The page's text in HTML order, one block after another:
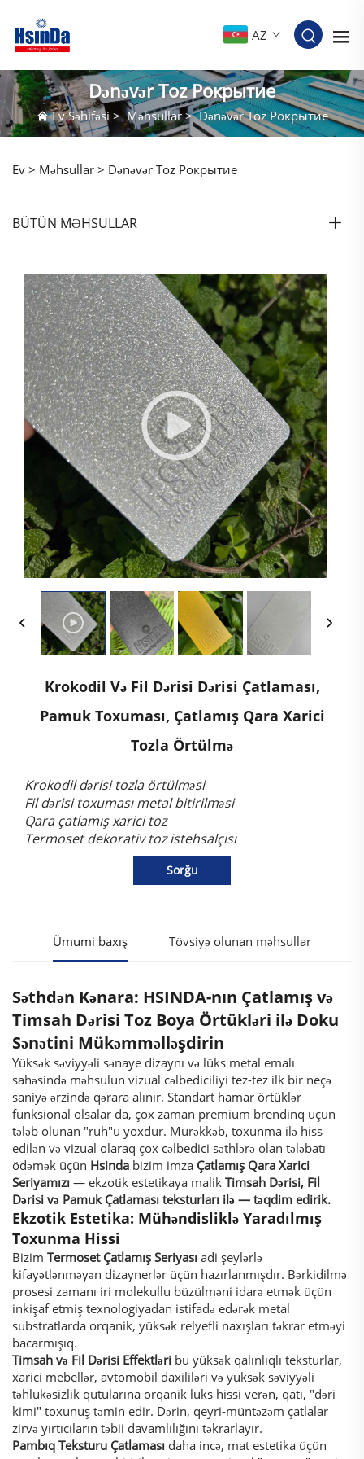
AZ
Dənəvər Toz Pокрытие
Ev Səhifəsi >Məhsullar>Dənəvər Toz Pокрытие
Ev > Məhsullar > Dənəvər Toz Pокрытие
BÜTÜN MƏHSULLAR
Krokodil Və Fil Dərisi Dərisi Çatlaması,
Pamuk Toxuması, Çatlamış Qara Xarici
Tozla Örtülmə
Krokodil dərisi tozla örtülməsi
Fil dərisi toxuması metal bitirilməsi
Qara çatlamış xarici toz
Termoset dekorativ toz istehsalçısı
Sorğu
Ümumi baxış Tövsiyə olunan məhsullar
Səthdən Kənara: HSINDA-nın Çatlamış və
Timsah Dərisi Toz Boya Örtükləri ilə Doku
Sənətini Mükəmməlləşdirin
Yüksək səviyyəli sənaye dizaynı və lüks metal emalı
sahəsində məhsulun vizual cəlbediciliyi tez-tez ilk bir neçə
saniyə ərzində qərara alınır. Standart hamar örtüklər
funksional olsalar da, çox zaman premium brendinq üçün
tələb olunan "ruh"u yoxdur. Mürəkkəb, toxunma ilə hiss
edilən və vizual olaraq çox cəlbedici səthlərə olan tələbatı
ödəmək üçün Hsinda bizim imza Çatlamış Qara Xarici
Seriyamızı — ekzotik estetikaya malik Timsah Dərisi, Fil
Dərisi və Pamuk Çatlaması teksturları ilə — təqdim edirik.
Ekzotik Estetika: Mühəndisliklə Yaradılmış
Toxunma Hissi
Bizim Termoset Çatlamış Seriyası adi şeylərlə
kifayətlənməyən dizaynerlər üçün hazırlanmışdır. Bərkidilmə
prosesi zamanı iri molekullu büzülməni idarə etmək üçün
inkişaf etmiş texnologiyadan istifadə edərək metal
substratlarda orqanik, yüksək relyefli naxışları təkrar etməyi
bacarmışıq.
Timsah və Fil Dərisi Effektləri bu yüksək qalınlıqlı teksturlar,
xarici mebellər, avtomobil daxililəri və yüksək səviyyəli
təhlükəsizlik qutularına orqanik lüks hissi verən, qatı, "dəri
kimi" toxunuş təmin edir. Dərin, qeyri-müntəzəm çatlalar
zirvə yırtıcıların təbii davamlılığını təkrarlayır.
Pambıq Teksturu Çatlaması daha incə, mat estetika üçün